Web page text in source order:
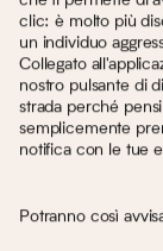
clic: è molto più
un individuo
Collegato
nostro pulsante di
strada perché
semplicemente
notifica con le tue
Potranno così